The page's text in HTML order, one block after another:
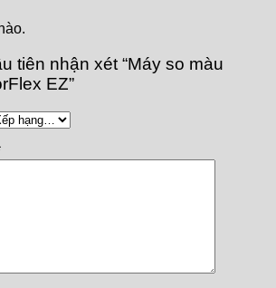
tiên nhận xét “Máy so màu
EZ”